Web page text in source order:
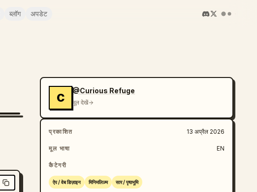
ब्लॉग अपडेट
C
@Curious Refuge
मूल देखें
प्रकाशित 13 अप्रैल 2026
मूल भाषा EN
कैटेगरी
ऐप / वेब डिज़ाइन मिनिमलिज़्म सार / पृष्ठभूमि